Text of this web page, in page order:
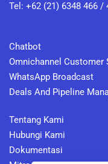
Tel: +62 (21) 6348 466 /
Chatbot
Omnichannel Customer
WhatsApp Broadcast
Deals And Pipeline
Tentang Kami
Hubungi Kami
Dokumentasi